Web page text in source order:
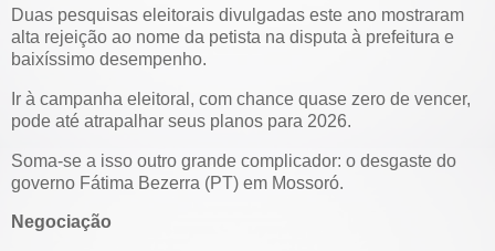
Duas pesquisas eleitorais divulgadas este ano mostraram
alta rejeição ao nome da petista na disputa à prefeitura e
baixíssimo desempenho.
Ir à campanha eleitoral, com chance quase zero de vencer,
pode até atrapalhar seus planos para 2026.
Soma-se a isso outro grande complicador: o desgaste do
governo Fátima Bezerra (PT) em Mossoró.
Negociação